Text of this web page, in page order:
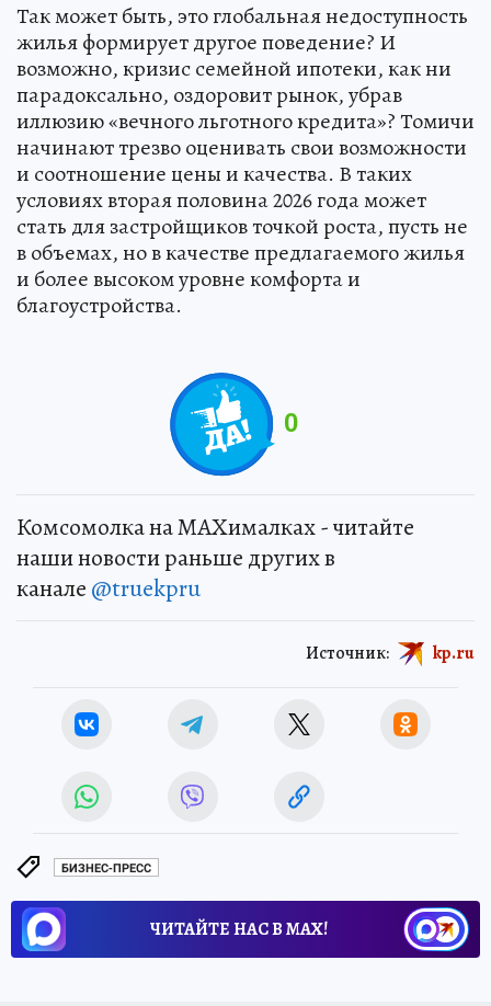
Так может быть, это глобальная недоступность
жилья формирует другое поведение? И
возможно, кризис семейной ипотеки, как ни
парадоксально, оздоровит рынок, убрав
иллюзию «вечного льготного кредита»? Томичи
начинают трезво оценивать свои возможности
и соотношение цены и качества. В таких
условиях вторая половина 2026 года может
стать для застройщиков точкой роста, пусть не
в объемах, но в качестве предлагаемого жилья
и более высоком уровне комфорта и
благоустройства.
0
Комсомолка на MAXималках - читайте
наши новости раньше других в
канале @truekpru
Источник: kp.ru
БИЗНЕС-ПРЕСС
ЧИТАЙТЕ НАС В МАХ!